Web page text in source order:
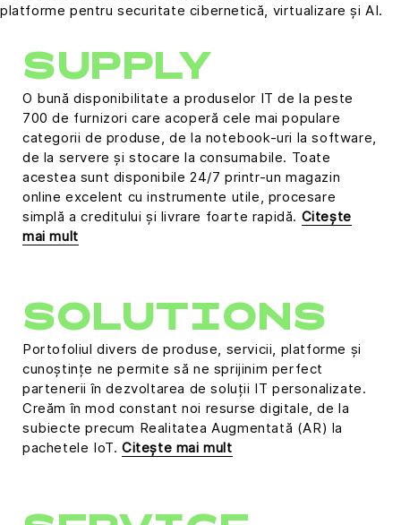
platforme pentru securitate cibernetică, virtualizare și AI.
SUPPLY
O bună disponibilitate a produselor IT de la peste
700 de furnizori care acoperă cele mai populare
categorii de produse, de la notebook-uri la software,
de la servere și stocare la consumabile. Toate
acestea sunt disponibile 24/7 printr-un magazin
online excelent cu instrumente utile, procesare
simplă a creditului și livrare foarte rapidă. Citește
mai mult
SOLUTIONS
Portofoliul divers de produse, servicii, platforme și
cunoștințe ne permite să ne sprijinim perfect
partenerii în dezvoltarea de soluții IT personalizate.
Creăm în mod constant noi resurse digitale, de la
subiecte precum Realitatea Augmentată (AR) la
pachetele IoT. Citește mai mult